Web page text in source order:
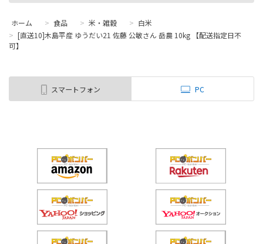
ホーム > 食品 > 米・雑穀 > 白米
> [直送10]木島平産 ゆうだい21 佐藤 公敏さん 岳農 10kg 【配送指定日不
可】
スマートフォン PC